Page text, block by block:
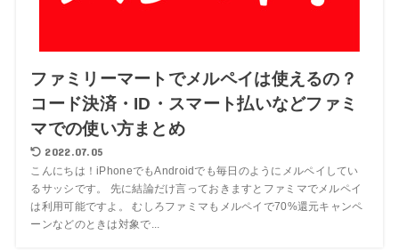
ファミリーマートでメルペイは使えるの？
コード決済・ID・スマート払いなどファミ
マでの使い方まとめ
2022.07.05
こんにちは！iPhoneでもAndroidでも毎日のようにメルペイしてい
るサッシです。 先に結論だけ言っておきますとファミマでメルペイ
は利用可能ですよ。 むしろファミマもメルペイで70%還元キャンペ
ーンなどのときは対象で...